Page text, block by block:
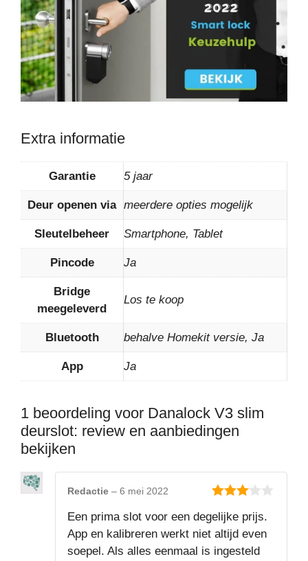
Extra informatie
Garantie 5 jaar
Deur openen via meerdere opties mogelijk
Sleutelbeheer Smartphone, Tablet
Pincode Ja
Bridge
meegeleverd
Los te koop
Bluetooth behalve Homekit versie, Ja
App Ja
1 beoordeling voor Danalock V3 slim
deurslot: review en aanbiedingen
bekijken
Redactie – 6 mei 2022
Een prima slot voor een degelijke prijs.
App en kalibreren werkt niet altijd even
soepel. Als alles eenmaal is ingesteld